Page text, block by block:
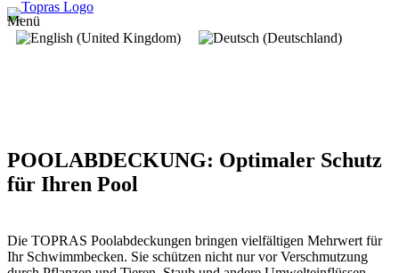
Menü
POOL­ABDECKUNG: Optimaler Schutz
für Ihren Pool
Die TOPRAS Poolabdeckungen bringen vielfältigen Mehrwert für
Ihr Schwimmbecken. Sie schützen nicht nur vor Verschmutzung